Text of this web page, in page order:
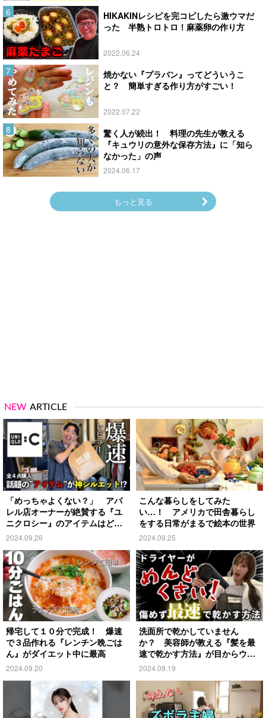
HIKAKINレシピを完コピしたら激ウマだ
った 半熟トロトロ！麻薬卵の作り方
2022.06.24
焼かない『プラバン』ってどういうこ
と？ 簡単すぎる作り方がすごい！
2022.07.22
驚く人が続出！ 料理の先生が教える
『キュウリの意外な保存方法』に「知ら
なかった」の声
2024.06.17
もっと見る
NEW ARTICLE
「めっちゃよくない？」 アパ
レル店オーナーが絶賛する『ユ
ニクロシー』のアイテムはど
れ？
2024.09.26
こんな暮らしをしてみた
い…！ アメリカで田舎暮らし
をする日常がまるで絵本の世界
2024.09.25
帰宅して１０分で完成！ 爆速
で３品作れる『レンチン晩ごは
ん』がダイエット中に最高
2024.09.20
洗面所で乾かしていません
か？ 美容師が教える『髪を最
速で乾かす方法』が目からウロ
コ
2024.09.19